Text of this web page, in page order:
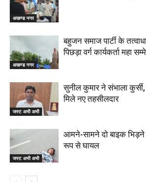
अखण्ड नगर
अखण्ड नगर
बहुजन समाज पार्टी के
पिछड़ा वर्ग कार्यकर्ता महा
जस्ट अभी अभी
सुनील कुमार ने संभाला
मिले नए तहसीलदार
जस्ट अभी अभी
आमने-सामने दो बाइक भिड़ने
रूप से घायल